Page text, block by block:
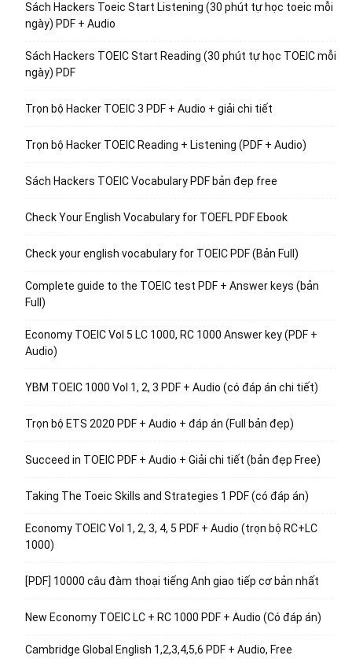
Sách Hackers Toeic Start Listening (30 phút tự học toeic mỗi
ngày) PDF + Audio
Sách Hackers TOEIC Start Reading (30 phút tự học TOEIC mỗi
ngày) PDF
Trọn bộ Hacker TOEIC 3 PDF + Audio + giải chi tiết
Trọn bộ Hacker TOEIC Reading + Listening (PDF + Audio)
Sách Hackers TOEIC Vocabulary PDF bản đẹp free
Check Your English Vocabulary for TOEFL PDF Ebook
Check your english vocabulary for TOEIC PDF (Bản Full)
Complete guide to the TOEIC test PDF + Answer keys (bản
Full)
Economy TOEIC Vol 5 LC 1000, RC 1000 Answer key (PDF +
Audio)
YBM TOEIC 1000 Vol 1, 2, 3 PDF + Audio (có đáp án chi tiết)
Trọn bộ ETS 2020 PDF + Audio + đáp án (Full bản đẹp)
Succeed in TOEIC PDF + Audio + Giải chi tiết (bản đẹp Free)
Taking The Toeic Skills and Strategies 1 PDF (có đáp án)
Economy TOEIC Vol 1, 2, 3, 4, 5 PDF + Audio (trọn bộ RC+LC
1000)
[PDF] 10000 câu đàm thoại tiếng Anh giao tiếp cơ bản nhất
New Economy TOEIC LC + RC 1000 PDF + Audio (Có đáp án)
Cambridge Global English 1,2,3,4,5,6 PDF + Audio, Free